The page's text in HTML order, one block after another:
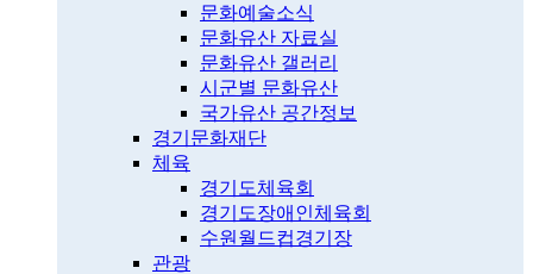
문화예술소식
문화유산 자료실
문화유산 갤러리
시군별 문화유산
국가유산 공간정보
경기문화재단
체육
경기도체육회
경기도장애인체육회
수원월드컵경기장
관광